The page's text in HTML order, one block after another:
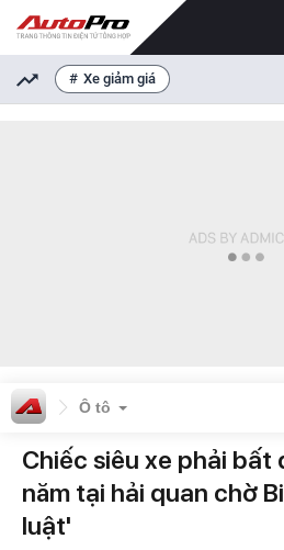
Xe giảm giá
Ô tô
Chiếc siêu xe phải bất
năm tại hải quan chờ
luật'